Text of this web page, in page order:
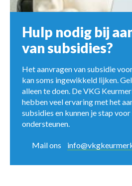
Hulp nodig bij
van subsidies?
Het aanvragen van subsidie
kan soms ingewikkeld lijken.
alleen te doen. De VKG
hebben veel ervaring met het
subsidies en kunnen je stap
ondersteunen.
Mail ons